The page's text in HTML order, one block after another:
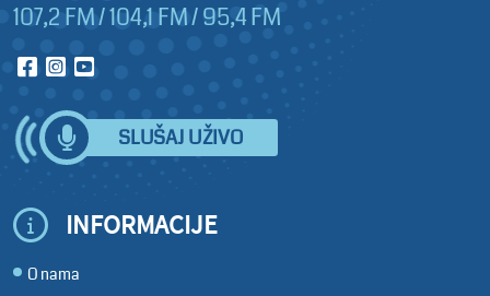
107,2 FM / 104,1 FM / 95,4 FM
SLUŠAJ UŽIVO
INFORMACIJE
O nama